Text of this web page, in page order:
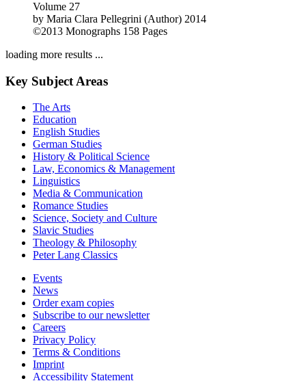
Volume 27
by Maria Clara Pellegrini (Author) 2014
©2013 Monographs 158 Pages
loading more results ...
Key Subject Areas
The Arts
Education
English Studies
German Studies
History & Political Science
Law, Economics & Management
Linguistics
Media & Communication
Romance Studies
Science, Society and Culture
Slavic Studies
Theology & Philosophy
Peter Lang Classics
Events
News
Order exam copies
Subscribe to our newsletter
Careers
Privacy Policy
Terms & Conditions
Imprint
Accessibility Statement